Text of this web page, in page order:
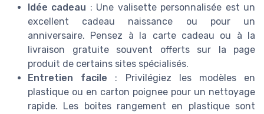
Idée cadeau : Une valisette personnalisée est un
excellent cadeau naissance ou pour un
anniversaire. Pensez à la carte cadeau ou à la
livraison gratuite souvent offerts sur la page
produit de certains sites spécialisés.
Entretien facile : Privilégiez les modèles en
plastique ou en carton poignee pour un nettoyage
rapide. Les boites rangement en plastique sont